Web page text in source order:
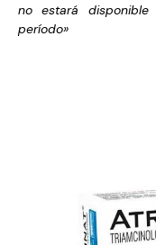
no estará
período»